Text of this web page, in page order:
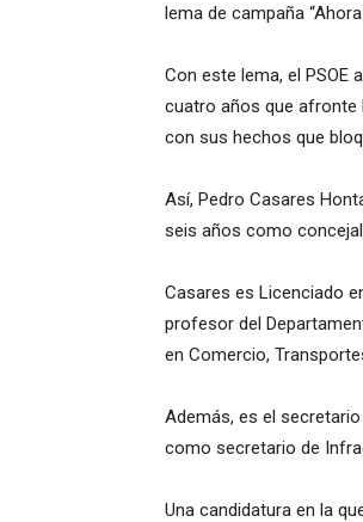
lema de campaña
Con este lema, el PSOE
cuatro años que
con sus hechos que
Así, Pedro Casares
seis años como concejal
Casares es Licenciado
profesor del
en Comercio,
Además, es el secretario
como secretario de
Una candidatura en la